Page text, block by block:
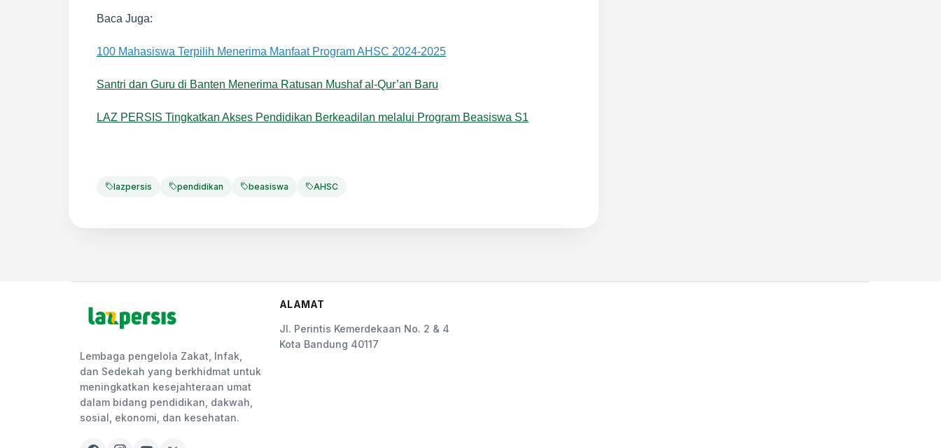
Baca Juga:
100 Mahasiswa Terpilih Menerima Manfaat Program AHSC 2024-2025
Santri dan Guru di Banten Menerima Ratusan Mushaf al-Qur’an Baru
LAZ PERSIS Tingkatkan Akses Pendidikan Berkeadilan melalui Program Beasiswa S1
lazpersis pendidikan beasiswa AHSC
Lembaga pengelola Zakat, Infak,
dan Sedekah yang berkhidmat untuk
meningkatkan kesejahteraan umat
dalam bidang pendidikan, dakwah,
sosial, ekonomi, dan kesehatan.
ALAMAT
Jl. Perintis Kemerdekaan No. 2 & 4
Kota Bandung 40117